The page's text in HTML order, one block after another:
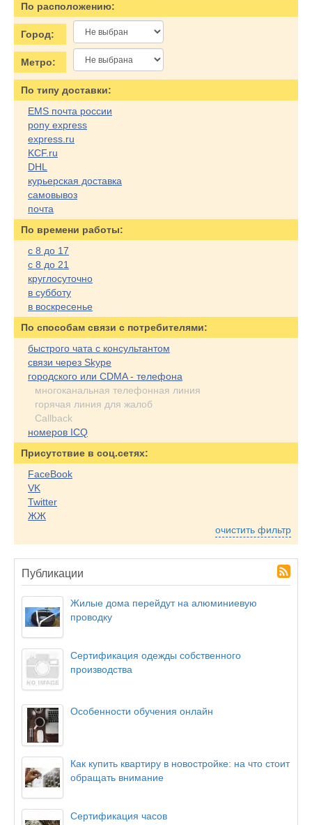
По расположению:
Город:
Метро:
По типу доставки:
EMS почта россии
pony express
express.ru
KCF.ru
DHL
курьерская доставка
самовывоз
почта
По времени работы:
с 8 до 17
с 8 до 21
круглосуточно
в субботу
в воскресенье
По cпособам связи с потребителями:
быстрого чата с консультантом
связи через Skype
городского или CDMA - телефона
многоканальная телефонная линия
горячая линия для жалоб
Callback
номеров ICQ
Присутствие в соц.сетях:
FaceBook
VK
Twitter
ЖЖ
очистить фильтр
Публикации
Жилые дома перейдут на алюминиевую
проводку
Сертификация одежды собственного
производства
Особенности обучения онлайн
Как купить квартиру в новостройке: на что стоит
обращать внимание
Сертификация часов